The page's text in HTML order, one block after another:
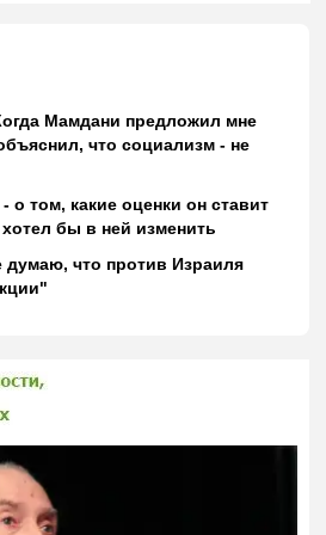
Мамдани предложил мне
что социализм - не
о том, какие оценки он ставит
бы в ней изменить
что против Израиля